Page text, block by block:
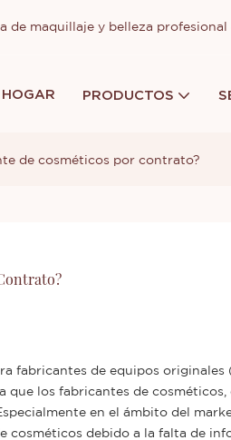
de maquillaje y belleza profesional
HOGAR PRODUCTOS
de cosméticos por contrato?
fabricantes de equipos originales
los fabricantes de
en el ámbito del
cosméticos debido a la falta de